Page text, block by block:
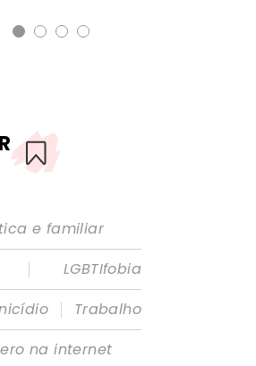
e familiar
|
LGBTIfobia
|
Trabalho
na internet